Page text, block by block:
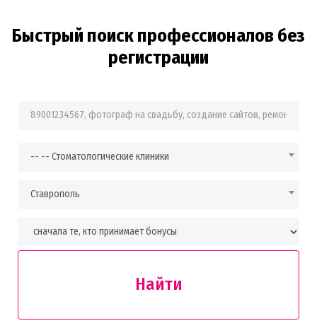
Быстрый поиск профессионалов без
регистрации
Фраза для поиска
-- -- Стоматологические клиники
Ставрополь
Найти